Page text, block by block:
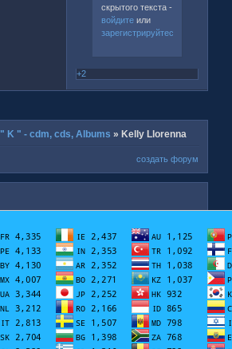
скрытого текста -
войдитеили
зарегистрируйтесь
+2
" K " - cdm, cds, Albums »Kelly Llorenna
создать форум